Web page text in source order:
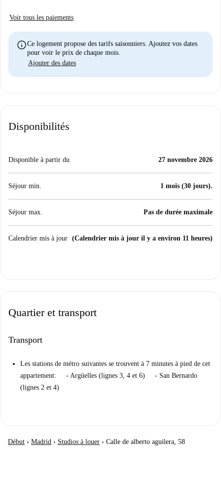
Voir tous les paiements
infoCe logement propose des tarifs saisonniers. Ajoutez vos dates
pour voir le prix de chaque mois.
Ajouter des dates
Disponibilités
Disponible à partir du 27 novembre 2026
Séjour min. 1 mois (30 jours).
Séjour max. Pas de durée maximale
Calendrier mis à jour (Calendrier mis à jour il y a environ 11 heures)
Quartier et transport
Transport
Les stations de métro suivantes se trouvent à 7 minutes à pied de cet
appartement: - Argüelles (lignes 3, 4 et 6) - San Bernardo
(lignes 2 et 4)
Début › Madrid › Studios à louer › Calle de alberto aguilera, 58